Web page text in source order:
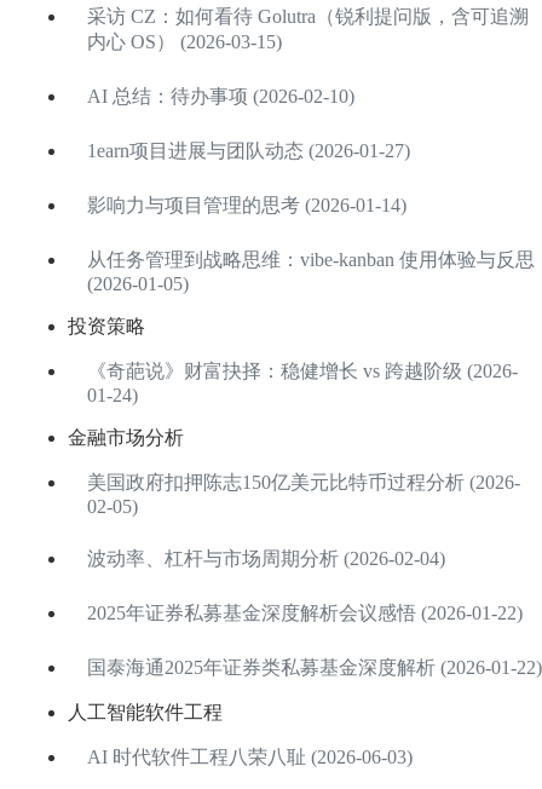
采访 CZ：如何看待 Golutra（锐利提问版，含可追溯
内心 OS） (2026-03-15)
AI 总结：待办事项 (2026-02-10)
1earn项目进展与团队动态 (2026-01-27)
影响力与项目管理的思考 (2026-01-14)
从任务管理到战略思维：vibe-kanban 使用体验与反思
(2026-01-05)
投资策略
《奇葩说》财富抉择：稳健增长 vs 跨越阶级 (2026-
01-24)
金融市场分析
美国政府扣押陈志150亿美元比特币过程分析 (2026-
02-05)
波动率、杠杆与市场周期分析 (2026-02-04)
2025年证券私募基金深度解析会议感悟 (2026-01-22)
国泰海通2025年证券类私募基金深度解析 (2026-01-22)
人工智能软件工程
AI 时代软件工程八荣八耻 (2026-06-03)